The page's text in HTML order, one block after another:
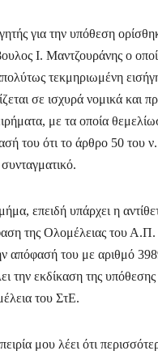
για την υπόθεση
Ι. Μαντζουράνης ο
τεκμηριωμένη
σε ισχυρά νομικά και
με τα οποία
του ότι το άρθρο 50 του
συνταγματικό.
επειδή υπάρχει η
της Ολομέλειας του Α.Π.
απόφασή του με αριθμό
την εκδίκαση της
του ΣτΕ.
μου λέει ότι